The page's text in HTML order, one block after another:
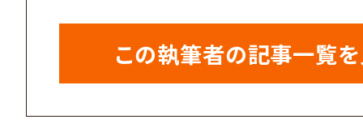
この執筆者の記事一覧